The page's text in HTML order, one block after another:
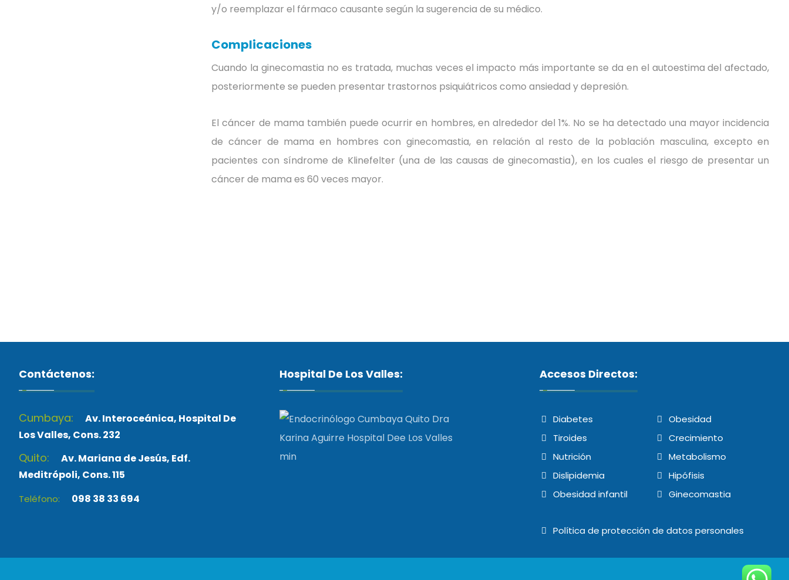
y/o reemplazar el fármaco causante según la sugerencia de su médico.
Complicaciones
Cuando la ginecomastia no es tratada, muchas veces el impacto más importante se da en el autoestima del afectado,
posteriormente se pueden presentar trastornos psiquiátricos como ansiedad y depresión.
El cáncer de mama también puede ocurrir en hombres, en alrededor del 1%. No se ha detectado una mayor incidencia
de cáncer de mama en hombres con ginecomastia, en relación al resto de la población masculina, excepto en
pacientes con síndrome de Klinefelter (una de las causas de ginecomastia), en los cuales el riesgo de presentar un
cáncer de mama es 60 veces mayor.
Contáctenos:
Cumbaya:
Av. Interoceánica, Hospital De
Los Valles, Cons. 232
Quito:
Av. Mariana de Jesús, Edf.
Meditrópoli, Cons. 115
Teléfono: 098 38 33 694
Hospital De Los Valles: Accesos Directos:
Diabetes
Obesidad
Tiroides
Crecimiento
Nutrición
Metabolismo
Dislipidemia
Hipófisis
Obesidad infantil
Ginecomastia
Política de protección de datos personales